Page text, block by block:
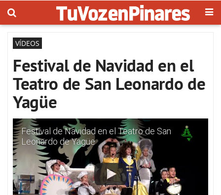
VÍDEOS
Festival de Navidad en el
Teatro de San Leonardo de
Yagüe
Festival de Navidad en el Teatro de San
Leonardo de Yagüe